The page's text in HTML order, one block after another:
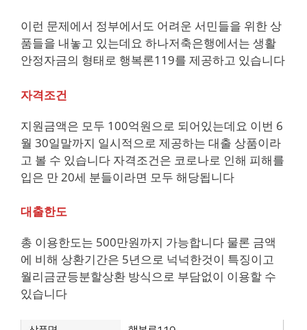
이런 문제에서 정부에서도 어려운 서민들을 위한 상
품들을 내놓고 있는데요 하나저축은행에서는 생활
안정자금의 형태로 행복론119를 제공하고 있습니다
자격조건
지원금액은 모두 100억원으로 되어있는데요 이번 6
월 30일말까지 일시적으로 제공하는 대출 상품이라
고 볼 수 있습니다 자격조건은 코로나로 인해 피해를
입은 만 20세 분들이라면 모두 해당됩니다
대출한도
총 이용한도는 500만원까지 가능합니다 물론 금액
에 비해 상환기간은 5년으로 넉넉한것이 특징이고
월리금균등분할상환 방식으로 부담없이 이용할 수
있습니다